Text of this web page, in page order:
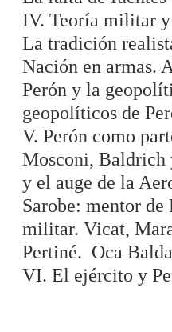
IV. Teoría militar
La tradición
Nación en armas.
Perón y la
geopolíticos de
V. Perón como
Mosconi, Baldrich
y el auge de la
Sarobe: mentor
militar. Vicat,
Pertiné. Oca
VI. El ejército y